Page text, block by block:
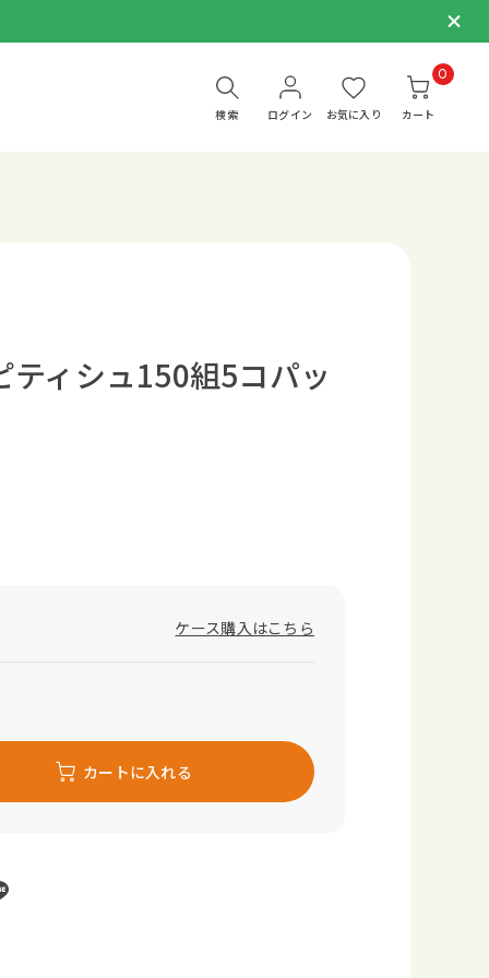
検索 ログイン お気に入り
0
カート
ティシュ150組5コパッ
ケース購入はこちら
カートに入れる